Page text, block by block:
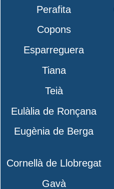
Perafita
Copons
Esparreguera
Tiana
Teià
Eulàlia de Ronçana
Eugènia de Berga
Cornellà de Llobregat
Gavà